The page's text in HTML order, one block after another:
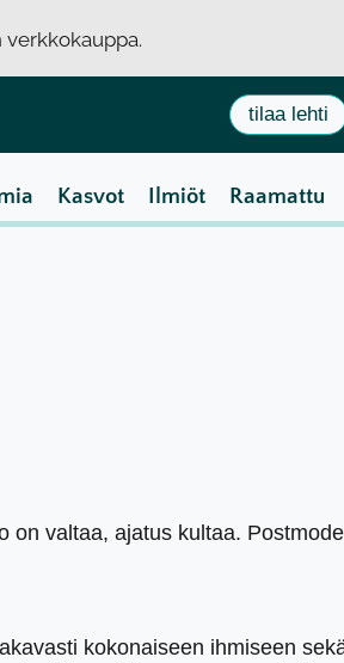
verkkokauppa.
tilaa lehti
Kasvot Ilmiöt Raamattu
on valtaa, ajatus kultaa.
kokonaiseen ihmiseen